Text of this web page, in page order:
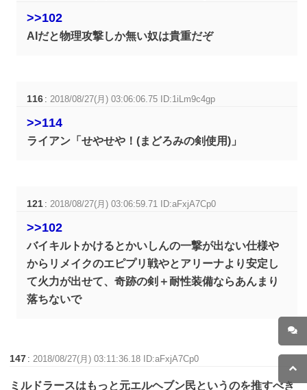
>>102
AIだと物理攻撃しか無い奴は貴重だぞ
116 : 2018/08/27(月) 03:06:06.75 ID:1iLm9c4gp
>>114
ライアン「せやせや！(まどろみの剣使用)」
121 : 2018/08/27(月) 03:06:59.71 ID:aFxjA7Cp0
>>102
バイキルトかけるとかいしんの一撃が出ない仕様や
からリメイクのエピプリ戦やとアリーナより安定し
て火力が出せて、奇跡の剣＋耐性装備ならあんまり
落ちないで
147 : 2018/08/27(月) 03:11:36.18 ID:aFxjA7Cp0
ミルドラースはもっと元エルヘブン民というのを推すべき